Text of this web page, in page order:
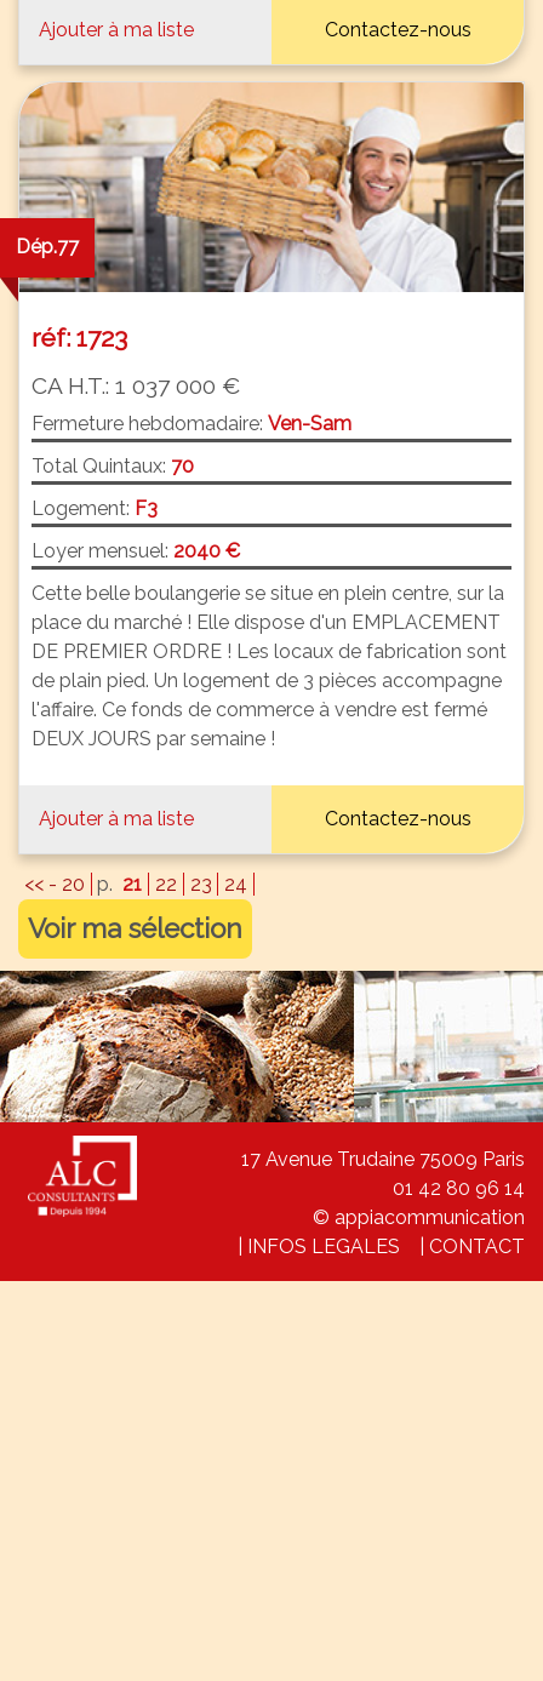
Ajouter à ma liste Contactez-nous
Dép.77
réf: 1723
CA H.T.: 1 037 000 €
Fermeture hebdomadaire: Ven-Sam
Total Quintaux: 70
Logement: F3
Loyer mensuel: 2040 €
Cette belle boulangerie se situe en plein centre, sur la
place du marché ! Elle dispose d'un EMPLACEMENT
DE PREMIER ORDRE ! Les locaux de fabrication sont
de plain pied. Un logement de 3 pièces accompagne
l'affaire. Ce fonds de commerce à vendre est fermé
DEUX JOURS par semaine !
Ajouter à ma liste Contactez-nous
<< - 20 p. 21 22 23 24
Voir ma sélection
17 Avenue Trudaine 75009 Paris
01 42 80 96 14
© appiacommunication
INFOS LEGALES CONTACT